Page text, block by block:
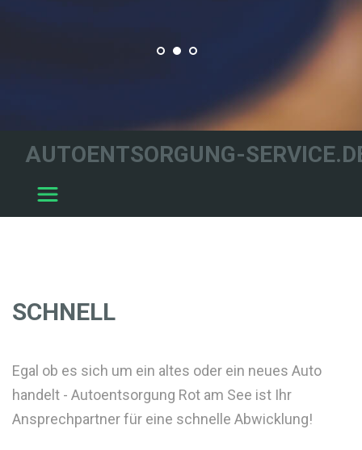
AUTOENTSORGUNG-
SCHNELL
Egal ob es sich um ein altes oder ein neues Auto
handelt - Autoentsorgung Rot am See ist Ihr
Ansprechpartner für eine schnelle Abwicklung!